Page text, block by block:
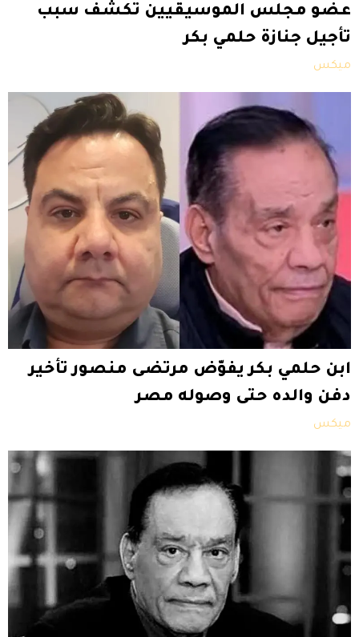
عضو مجلس الموسيقيين تكشف سبب
تأجيل جنازة حلمي بكر
ميكس
ابن حلمي بكر يفوّض مرتضى منصور تأخير
دفن والده حتى وصوله مصر
ميكس